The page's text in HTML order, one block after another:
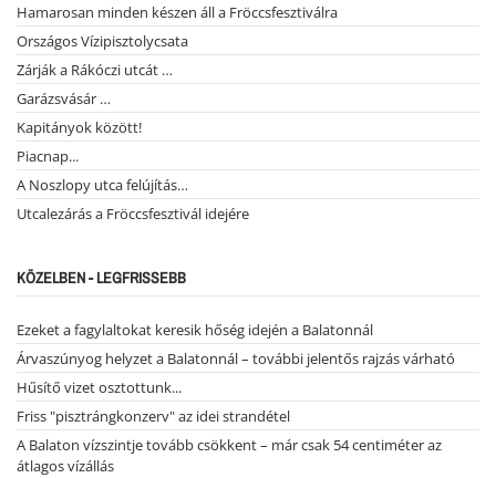
Hamarosan minden készen áll a Fröccsfesztiválra
Országos Vízipisztolycsata
Zárják a Rákóczi utcát …
Garázsvásár …
Kapitányok között!
Piacnap...
A Noszlopy utca felújítás…
Utcalezárás a Fröccsfesztivál idejére
KÖZELBEN - LEGFRISSEBB
Ezeket a fagylaltokat keresik hőség idején a Balatonnál
Árvaszúnyog helyzet a Balatonnál – további jelentős rajzás várható
Hűsítő vizet osztottunk...
Friss "pisztrángkonzerv" az idei strandétel
A Balaton vízszintje tovább csökkent – már csak 54 centiméter az
átlagos vízállás